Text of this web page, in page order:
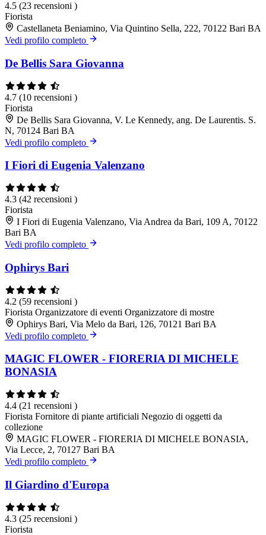
4.5 (23 recensioni )
Fiorista
Castellaneta Beniamino, Via Quintino Sella, 222, 70122 Bari BA
Vedi profilo completo
De Bellis Sara Giovanna
4.7 (10 recensioni )
Fiorista
De Bellis Sara Giovanna, V. Le Kennedy, ang. De Laurentis. S.
N, 70124 Bari BA
Vedi profilo completo
I Fiori di Eugenia Valenzano
4.3 (42 recensioni )
Fiorista
I Fiori di Eugenia Valenzano, Via Andrea da Bari, 109 A, 70122
Bari BA
Vedi profilo completo
Ophirys Bari
4.2 (59 recensioni )
Fiorista Organizzatore di eventi Organizzatore di mostre
Ophirys Bari, Via Melo da Bari, 126, 70121 Bari BA
Vedi profilo completo
MAGIC FLOWER - FIORERIA DI MICHELE
BONASIA
4.4 (21 recensioni )
Fiorista Fornitore di piante artificiali Negozio di oggetti da
collezione
MAGIC FLOWER - FIORERIA DI MICHELE BONASIA,
Via Lecce, 2, 70127 Bari BA
Vedi profilo completo
Il Giardino d'Europa
4.3 (25 recensioni )
Fiorista